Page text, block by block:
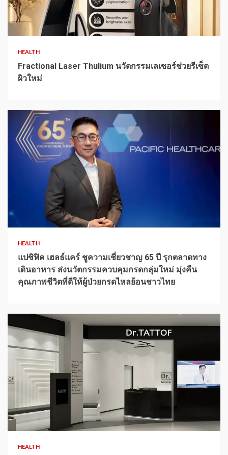
1 min read
HEALTH
Fractional Laser Thulium นวัตกรรมเลเซอร์ช่วยรีเซ็ต
ผิวใหม่
HEALTH
แปซิฟิค เฮลธ์แคร์ ชูความเชี่ยวชาญ 65 ปี รุกตลาดทาง
เดินอาหาร ส่งนวัตกรรมควบคุมกรดกลุ่มใหม่ มุ่งคืน
คุณภาพชีวิตที่ดีให้ผู้ป่วยกรดไหลย้อนชาวไทย
1 min read
HEALTH